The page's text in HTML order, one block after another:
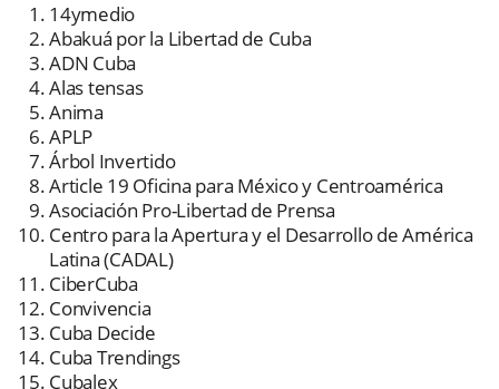
14ymedio
Abakuá por la Libertad de Cuba
ADN Cuba
Alas tensas
Anima
APLP
Árbol Invertido
Article 19 Oficina para México y Centroamérica
Asociación Pro-Libertad de Prensa
Centro para la Apertura y el Desarrollo de América
Latina (CADAL)
CiberCuba
Convivencia
Cuba Decide
Cuba Trendings
Cubalex